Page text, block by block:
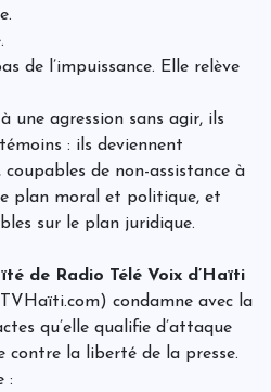
de l’impuissance. Elle relève
une agression sans agir, ils
: ils deviennent
de non-assistance à
plan moral et politique, et
sur le plan juridique.
de Radio Télé Voix d’Haïti
condamne avec la
qu’elle qualifie d’attaque
contre la liberté de la presse.
: